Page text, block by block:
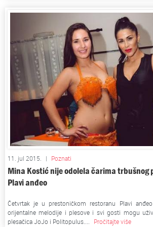
11. jul 2015. | Poznati
Mina Kostić nije odolela čarima trbušnog
Plavi anđeo
Četvrtak je u prestoničkom restoranu Plavi
orijentalne melodije i plesove i svi gosti mogu
plesačica JoJo i Politopulus....
Pročitajte više